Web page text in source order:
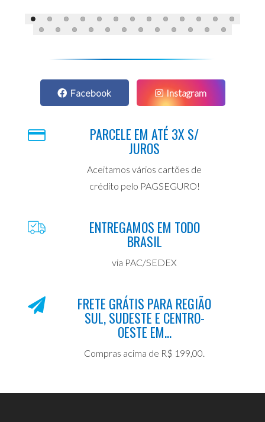
Facebook Instagram
PARCELE EM ATÉ 3X S/
JUROS
Aceitamos vários cartões de
crédito pelo PAGSEGURO!
ENTREGAMOS EM TODO
BRASIL
via PAC/SEDEX
FRETE GRÁTIS PARA REGIÃO
SUL, SUDESTE E CENTRO-
OESTE EM...
Compras acima de R$ 199,00.